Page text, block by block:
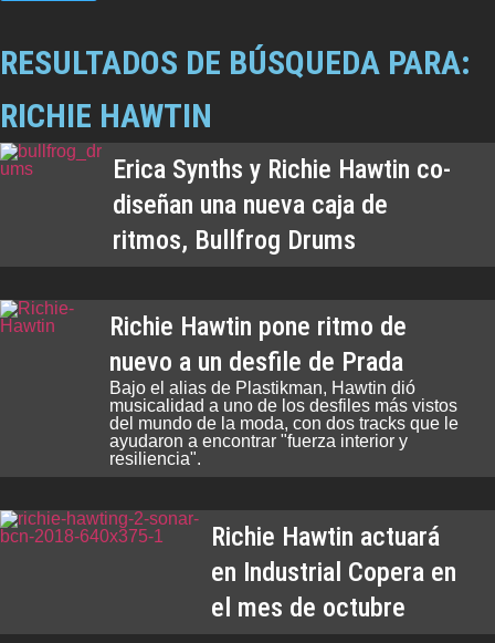
RESULTADOS DE BÚSQUEDA PARA:
RICHIE HAWTIN
Erica Synths y Richie Hawtin co-
diseñan una nueva caja de
ritmos, Bullfrog Drums
Richie Hawtin pone ritmo de
nuevo a un desfile de Prada
Bajo el alias de Plastikman, Hawtin dió
musicalidad a uno de los desfiles más vistos
del mundo de la moda, con dos tracks que le
ayudaron a encontrar "fuerza interior y
resiliencia".
Richie Hawtin actuará
en Industrial Copera en
el mes de octubre